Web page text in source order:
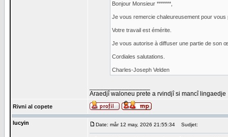
Bonjour Monsieur *******,
Je vous remercie chaleureusement pour
Votre travail est émérite.
Je vous autorise à diffuser une partie de son
Cordiales salutations.
Charles-Joseph Velden
Araedjî waloneu prete a rvindjî si mancî lingaedje
Rivni al copete
lucyin Date: mår 12 may, 2026 21:55:34 Sudjet: